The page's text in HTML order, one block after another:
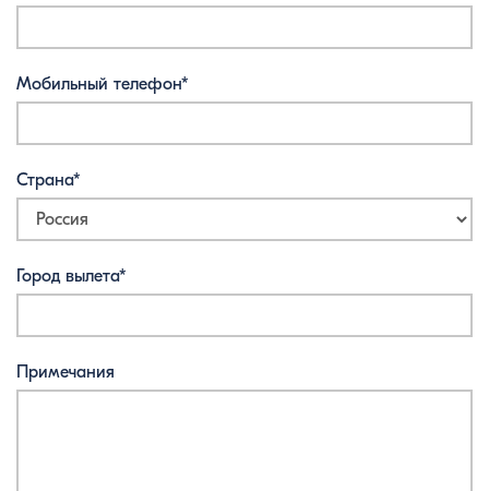
Мобильный телефон*
Страна*
Город вылета*
Примечания